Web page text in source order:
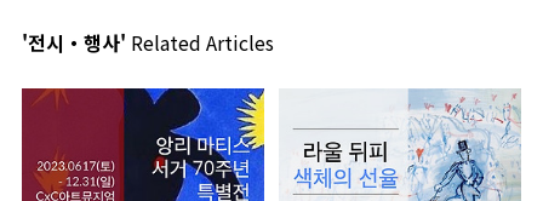
'전시・행사' Related Articles